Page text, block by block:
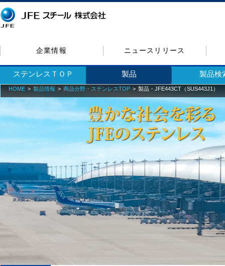
企業情報 ニュースリリース
ステンレスＴＯＰ 製品 製品検
HOME 製品情報 商品分野・ステンレスTOP 製品・JFE443CT（SUS443J1）